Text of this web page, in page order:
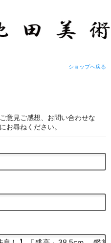
ショップへ戻る
意見ご感想、お問い合わせな
お尋ねください。